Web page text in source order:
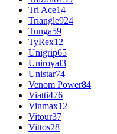
Tri Ace14
Triangle924
Tunga59
TyRex12
Unigrip65
Uniroyal3
Unistar74
Venom Power84
Viatti476
Vinmax12
Vitour37
Vittos28